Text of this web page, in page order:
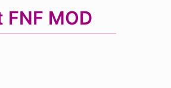
MOD